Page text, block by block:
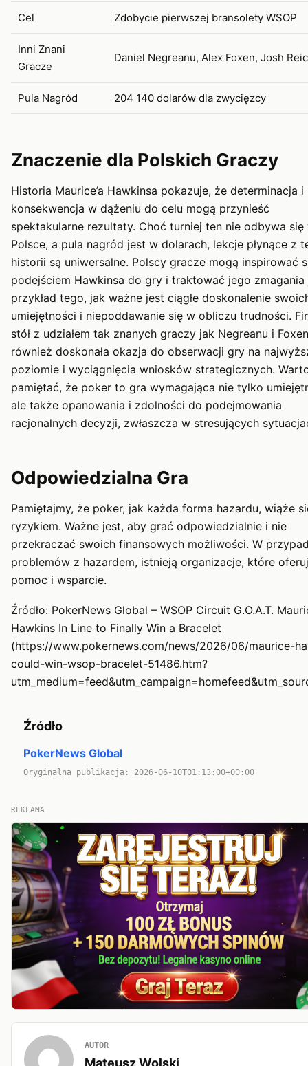
Cel Zdobycie pierwszej bransolety WSOP
Inni Znani
Gracze
Daniel Negreanu, Alex Foxen, Josh
Pula Nagród 204 140 dolarów dla zwycięzcy
Znaczenie dla Polskich Graczy
Historia Maurice’a Hawkinsa pokazuje, że determinacja i
konsekwencja w dążeniu do celu mogą przynieść
spektakularne rezultaty. Choć turniej ten nie odbywa się
Polsce, a pula nagród jest w dolarach, lekcje płynące z
historii są uniwersalne. Polscy gracze mogą inspirować
podejściem Hawkinsa do gry i traktować jego zmagania
przykład tego, jak ważne jest ciągłe doskonalenie
umiejętności i niepoddawanie się w obliczu trudności.
stół z udziałem tak znanych graczy jak Negreanu i
również doskonała okazja do obserwacji gry na
poziomie i wyciągnięcia wniosków strategicznych.
pamiętać, że poker to gra wymagająca nie tylko
ale także opanowania i zdolności do podejmowania
racjonalnych decyzji, zwłaszcza w stresujących
Odpowiedzialna Gra
Pamiętajmy, że poker, jak każda forma hazardu, wiąże
ryzykiem. Ważne jest, aby grać odpowiedzialnie i nie
przekraczać swoich finansowych możliwości. W
problemów z hazardem, istnieją organizacje, które
pomoc i wsparcie.
Źródło: PokerNews Global – WSOP Circuit G.O.A.T.
Hawkins In Line to Finally Win a Bracelet
(https://www.pokernews.com/news/2026/06/maurice-
could-win-wsop-bracelet-51486.htm?
Źródło
PokerNews Global
Oryginalna publikacja: 2026-06-10T01:13:00+00:00
REKLAMA
AUTOR
Mateusz Wolski